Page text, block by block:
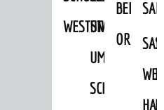
WESTSTADT
UND
CHLOSS
ORTSTEILE